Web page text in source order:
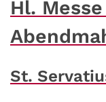
Hl.
St.